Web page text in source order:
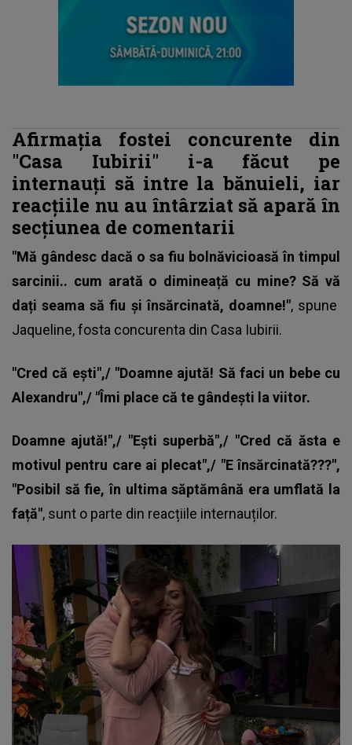
Afirmația fostei concurente din
"Casa Iubirii" i-a făcut pe
internauți să intre la bănuieli, iar
reacțiile nu au întârziat să apară în
secțiunea de comentarii
"Mă gândesc dacă o sa fiu bolnăvicioasă în timpul
sarcinii.. cum arată o dimineață cu mine? Să vă
dați seama să fiu și însărcinată, doamne!", spune
Jaqueline,fosta concurenta din Casa Iubirii.
"Cred că ești",/ "Doamne ajută! Să faci un bebe cu
Alexandru",/ "Îmi place că te gândești la viitor.
Doamne ajută!",/ "Ești superbă",/ "Cred că ăsta e
motivul pentru care ai plecat",/ "E însărcinată???",
"Posibil să fie, în ultima săptămână era umflată la
față", sunt o parte din reacțiile internauților.